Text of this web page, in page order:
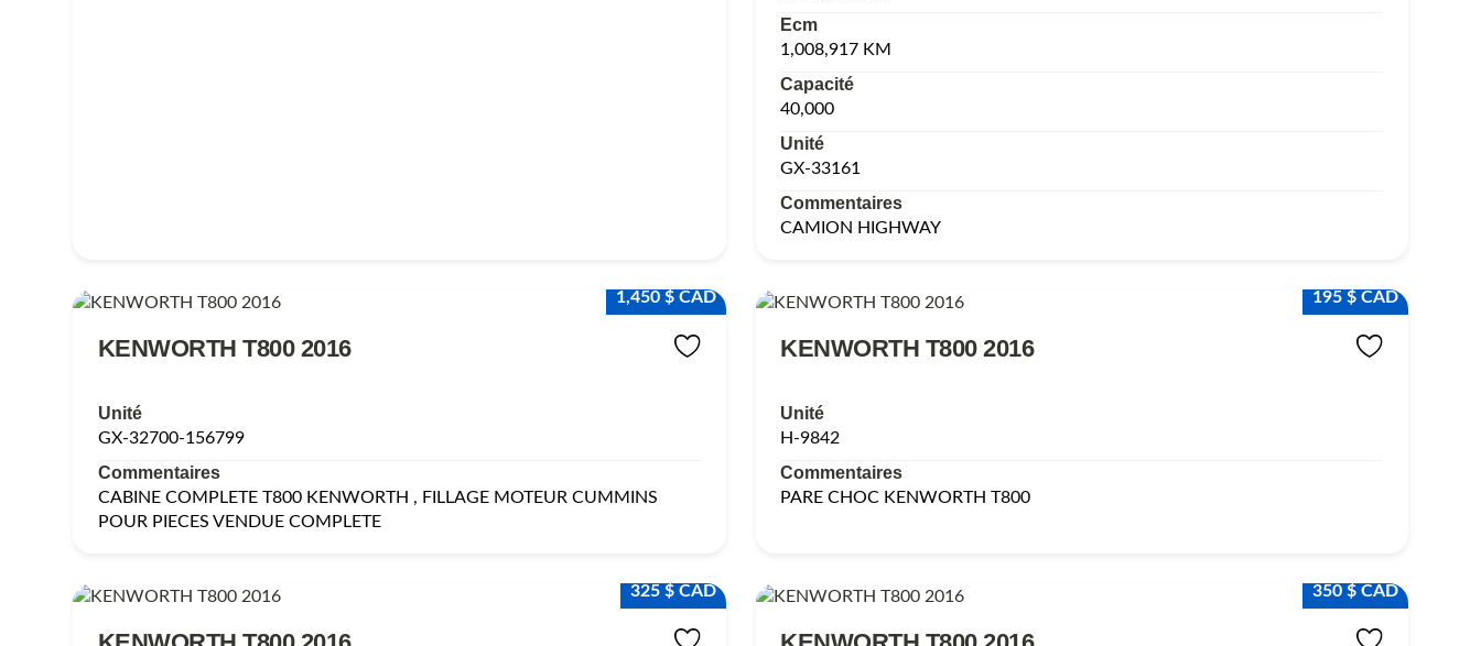
Ecm
1,008,917 KM
Capacité
40,000
Unité
GX-33161
Commentaires
CAMION HIGHWAY
1,450 $ CAD
KENWORTH T800 2016
Unité
GX-32700-156799
Commentaires
CABINE COMPLETE T800 KENWORTH , FILLAGE MOTEUR CUMMINS
POUR PIECES VENDUE COMPLETE
195 $ CAD
KENWORTH T800 2016
Unité
H-9842
Commentaires
PARE CHOC KENWORTH T800
325 $ CAD 350 $ CAD